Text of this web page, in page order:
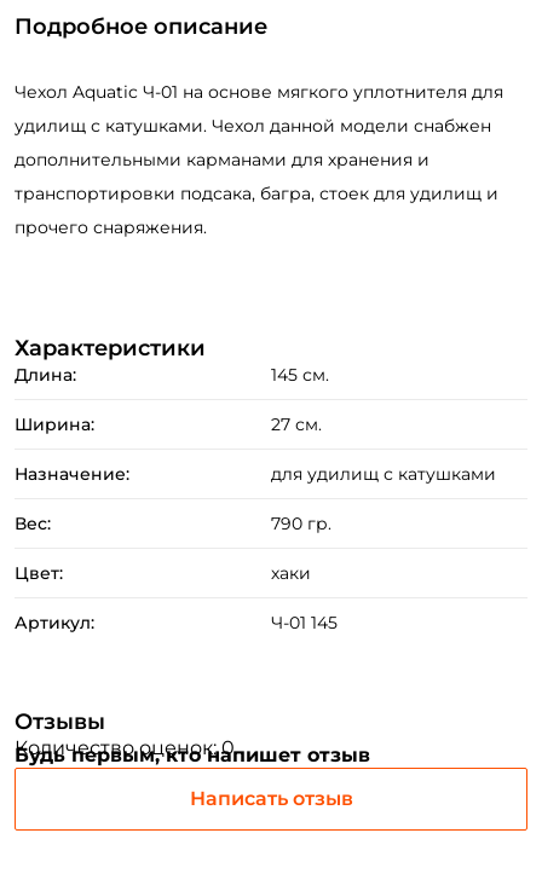
Подробное описание
Чехол Aquatic Ч-01 на основе мягкого уплотнителя для
удилищ с катушками. Чехол данной модели снабжен
дополнительными карманами для хранения и
транспортировки подсака, багра, стоек для удилищ и
прочего снаряжения.
Характеристики
Длина: 145 см.
Ширина: 27 см.
Назначение: для удилищ с катушками
Вес: 790 гр.
Цвет: хаки
Артикул: Ч-01 145
Отзывы
Количество оценок: 0
Будь первым, кто напишет отзыв
Написать отзыв
ФИО: *
Номер телефона: *
Придумайте пароль: *
Заполняя данную форму вы соглашаетесь на обработку
Создать аккаунт